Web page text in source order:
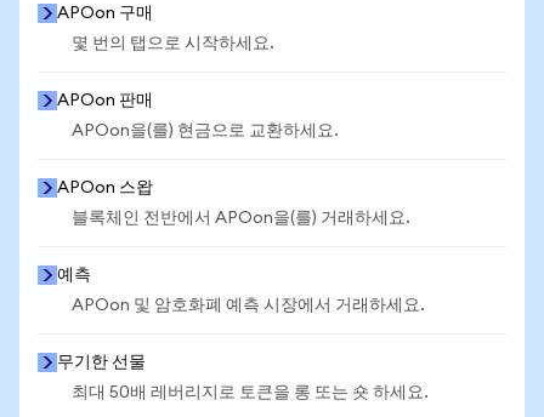
APOon 구매
몇 번의 탭으로 시작하세요.
APOon 판매
APOon을(를) 현금으로 교환하세요.
APOon 스왑
블록체인 전반에서 APOon을(를) 거래하세요.
예측
APOon 및 암호화폐 예측 시장에서 거래하세요.
무기한 선물
최대 50배 레버리지로 토큰을 롱 또는 숏 하세요.